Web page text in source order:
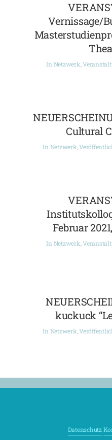
Vernissage/
In Netzwerk,
Cultural
In Netzwerk,
Februar
In Netzwerk,
kuckuck
In Netzwerk,
Datenschutz